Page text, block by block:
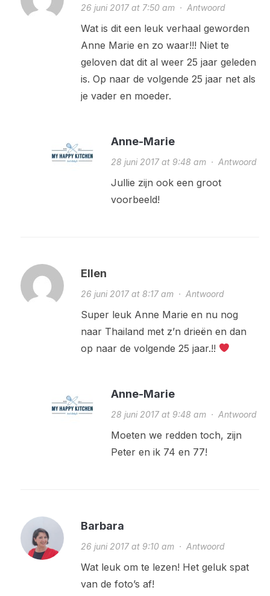
26 juni 2017 at 7:50 am· Antwoord
Wat is dit een leuk verhaal geworden
Anne Marie en zo waar!!! Niet te
geloven dat dit al weer 25 jaar geleden
is. Op naar de volgende 25 jaar net als
je vader en moeder.
Anne-Marie
28 juni 2017 at 9:48 am· Antwoord
Jullie zijn ook een groot
voorbeeld!
Ellen
26 juni 2017 at 8:17 am· Antwoord
Super leuk Anne Marie en nu nog
naar Thailand met z’n drieën en dan
op naar de volgende 25 jaar.!!
Anne-Marie
28 juni 2017 at 9:48 am· Antwoord
Moeten we redden toch, zijn
Peter en ik 74 en 77!
Barbara
26 juni 2017 at 9:10 am· Antwoord
Wat leuk om te lezen! Het geluk spat
van de foto’s af!